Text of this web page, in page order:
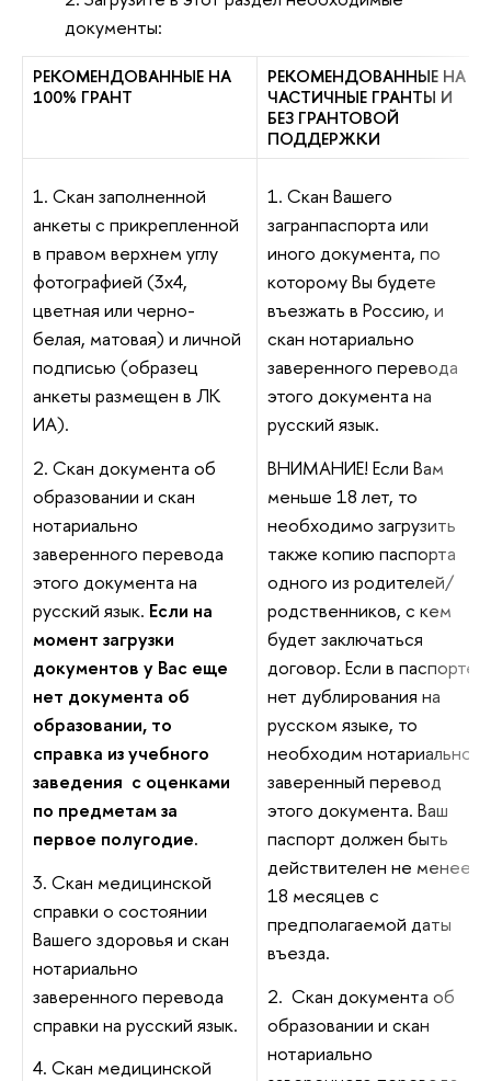
документы:
РЕКОМЕНДОВАННЫЕ НА
100% ГРАНТ
РЕКОМЕНДОВАННЫЕ НА
ЧАСТИЧНЫЕ ГРАНТЫ И
БЕЗ ГРАНТОВОЙ
ПОДДЕРЖКИ
1. Скан заполненной
анкеты с прикрепленной
в правом верхнем углу
фотографией (3х4,
цветная или черно-
белая, матовая) и личной
подписью (образец
анкеты размещен в ЛК
ИА).
2. Скан документа об
образовании и скан
нотариально
заверенного перевода
этого документа на
русский язык. Если на
момент загрузки
документов у Вас еще
нет документа об
образовании, то
справка из учебного
заведения с оценками
по предметам за
первое полугодие.
3. Скан медицинской
справки о состоянии
Вашего здоровья и скан
нотариально
заверенного перевода
справки на русский язык.
4. Скан медицинской
1. Скан Вашего
загранпаспорта или
иного документа, по
которому Вы будете
въезжать в Россию, и
скан нотариально
заверенного перевода
этого документа на
русский язык.
ВНИМАНИЕ! Если Вам
меньше 18 лет, то
необходимо загрузить
также копию паспорта
одного из родителей/
родственников, с кем
будет заключаться
договор. Если в паспорте
нет дублирования на
русском языке, то
необходим нотариально
заверенный перевод
этого документа. Ваш
паспорт должен быть
действителен не менее
18 месяцев с
предполагаемой даты
въезда.
2. Скан документа об
образовании и скан
нотариально